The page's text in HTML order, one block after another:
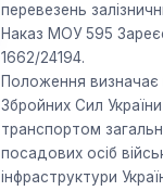
перевезень
Наказ МОУ 595
1662/24194.
Положення визначає
Збройних Сил
транспортом
посадових осіб
інфраструктури